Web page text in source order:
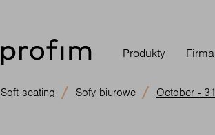
Produkty Firma
Soft seating Sofy biurowe October - 31